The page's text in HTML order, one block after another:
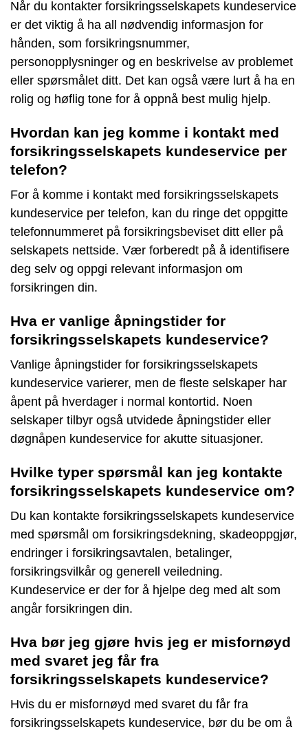
Når du kontakter forsikringsselskapets kundeservice
er det viktig å ha all nødvendig informasjon for
hånden, som forsikringsnummer,
personopplysninger og en beskrivelse av problemet
eller spørsmålet ditt. Det kan også være lurt å ha en
rolig og høflig tone for å oppnå best mulig hjelp.
Hvordan kan jeg komme i kontakt med
forsikringsselskapets kundeservice per
telefon?
For å komme i kontakt med forsikringsselskapets
kundeservice per telefon, kan du ringe det oppgitte
telefonnummeret på forsikringsbeviset ditt eller på
selskapets nettside. Vær forberedt på å identifisere
deg selv og oppgi relevant informasjon om
forsikringen din.
Hva er vanlige åpningstider for
forsikringsselskapets kundeservice?
Vanlige åpningstider for forsikringsselskapets
kundeservice varierer, men de fleste selskaper har
åpent på hverdager i normal kontortid. Noen
selskaper tilbyr også utvidede åpningstider eller
døgnåpen kundeservice for akutte situasjoner.
Hvilke typer spørsmål kan jeg kontakte
forsikringsselskapets kundeservice om?
Du kan kontakte forsikringsselskapets kundeservice
med spørsmål om forsikringsdekning, skadeoppgjør,
endringer i forsikringsavtalen, betalinger,
forsikringsvilkår og generell veiledning.
Kundeservice er der for å hjelpe deg med alt som
angår forsikringen din.
Hva bør jeg gjøre hvis jeg er misfornøyd
med svaret jeg får fra
forsikringsselskapets kundeservice?
Hvis du er misfornøyd med svaret du får fra
forsikringsselskapets kundeservice, bør du be om å